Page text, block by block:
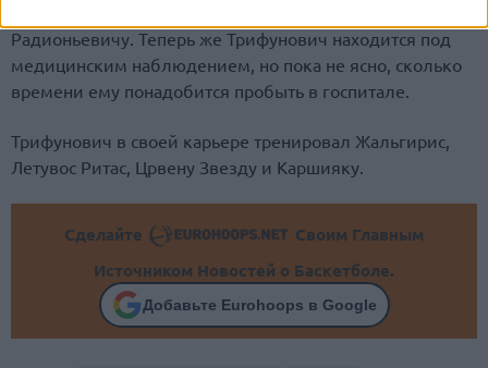
Радионьевичу. Теперь же Трифунович находится под
медицинским наблюдением, но пока не ясно, сколько
времени ему понадобится пробыть в госпитале.
Трифунович в своей карьере тренировал Жальгирис,
Летувос Ритас, Црвену Звезду и Каршияку.
Сделайте
Своим Главным
Источником Новостей о Баскетболе.
Добавьте Eurohoops в Google